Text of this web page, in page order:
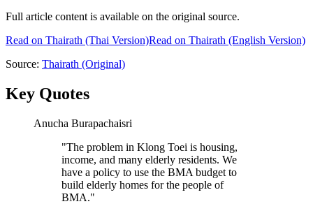
Full article content is available on the original source.
Read on Thairath (Thai Version)Read on Thairath (English Version)
Source: Thairath (Original)
Key Quotes
Anucha Burapachaisri
"The problem in Klong Toei is housing,
income, and many elderly residents. We
have a policy to use the BMA budget to
build elderly homes for the people of
BMA."